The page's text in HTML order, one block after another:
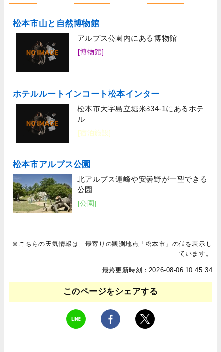
松本市山と自然博物館
アルプス公園内にある博物館
[博物館]
ホテルルートインコート松本インター
松本市大字島立堀米834-1にあるホテ
ル
[宿泊施設]
松本市アルプス公園
北アルプス連峰や安曇野が一望できる
公園
[公園]
※こちらの天気情報は、最寄りの観測地点「松本市」の値を表示し
ています。
最終更新時刻：2026-08-06 10:45:34
このページをシェアする